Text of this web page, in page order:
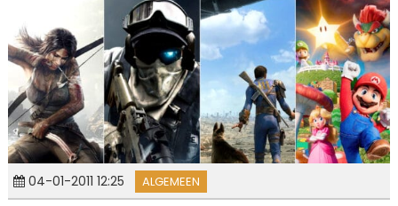
04-01-2011 12:25 ALGEMEEN